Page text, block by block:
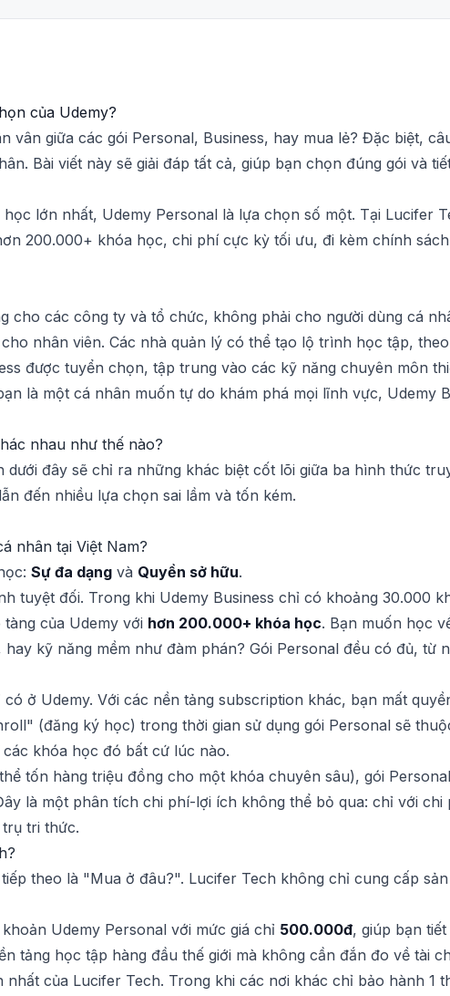
của Udemy?
vân giữa các gói Personal, Business, hay mua lẻ? Đặc biệt,
Bài viết này sẽ giải đáp tất cả, giúp bạn chọn đúng gói và
lớn nhất, Udemy Personal là lựa chọn số một. Tại Lucifer
200.000+ khóa học, chi phí cực kỳ tối ưu, đi kèm chính
cho các công ty và tổ chức, không phải cho người dùng cá
nhân viên. Các nhà quản lý có thể tạo lộ trình học tập,
được tuyển chọn, tập trung vào các kỹ năng chuyên môn
là một cá nhân muốn tự do khám phá mọi lĩnh vực, Udemy
nhau như thế nào?
đây sẽ chỉ ra những khác biệt cốt lõi giữa ba hình thức
đến nhiều lựa chọn sai lầm và tốn kém.
nhân tại Việt Nam?
Sự đa dạng và Quyền sở hữu.
tuyệt đối. Trong khi Udemy Business chỉ có khoảng 30.000
của Udemy với hơn 200.000+ khóa học. Bạn muốn học
kỹ năng mềm như đàm phán? Gói Personal đều có đủ, từ
ở Udemy. Với các nền tảng subscription khác, bạn mất
(đăng ký học) trong thời gian sử dụng gói Personal sẽ
khóa học đó bất cứ lúc nào.
tốn hàng triệu đồng cho một khóa chuyên sâu), gói
là một phân tích chi phí-lợi ích không thể bỏ qua: chỉ với chi
tri thức.
theo là "Mua ở đâu?". Lucifer Tech không chỉ cung cấp
Udemy Personal với mức giá chỉ 500.000đ, giúp bạn
tảng học tập hàng đầu thế giới mà không cần đắn đo về tài
của Lucifer Tech. Trong khi các nơi khác chỉ bảo hành 1